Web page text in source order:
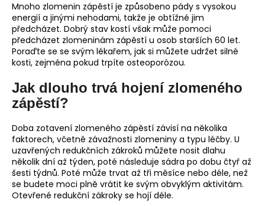
Mnoho zlomenin zápěstí je způsobeno pády s vysokou
energií a jinými nehodami, takže je obtížné jim
předcházet. Dobrý stav kostí však může pomoci
předcházet zlomeninám zápěstí u osob starších 60 let.
Poraďte se se svým lékařem, jak si můžete udržet silné
kosti, zejména pokud trpíte osteoporózou.
Jak dlouho trvá hojení zlomeného
zápěstí?
Doba zotavení zlomeného zápěstí závisí na několika
faktorech, včetně závažnosti zlomeniny a typu léčby. U
uzavřených redukčních zákroků můžete nosit dlahu
několik dní až týden, poté následuje sádra po dobu čtyř až
šesti týdnů. Poté může trvat až tři měsíce nebo déle, než
se budete moci plně vrátit ke svým obvyklým aktivitám.
Otevřené redukční zákroky se hojí déle.